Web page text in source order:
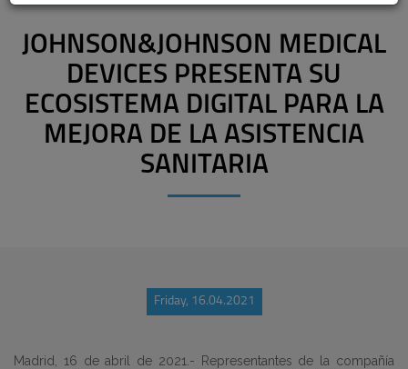
JOHNSON&JOHNSON MEDICAL
DEVICES PRESENTA SU
ECOSISTEMA DIGITAL PARA LA
MEJORA DE LA ASISTENCIA
SANITARIA
Friday, 16.04.2021
Madrid, 16 de abril de 2021.-
Representantes de la compañía